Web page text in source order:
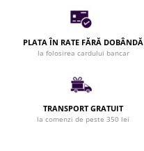
Perii de par
Cleme de par
Agrafe de par
Clipsuri de par
PLATA ÎN RATE FĂRĂ DOBÂNDĂ
la folosirea cardului bancar
TRANSPORT GRATUIT
la comenzi de peste 350 lei